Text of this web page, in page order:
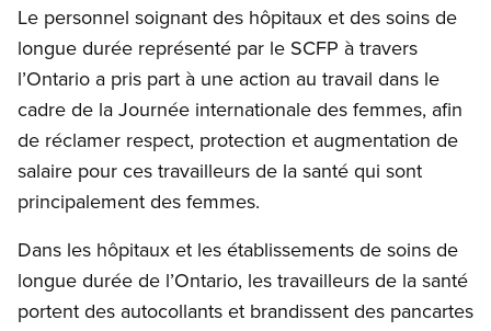
Le personnel soignant des hôpitaux et des soins de
longue durée représenté par le SCFP à travers
l’Ontario a pris part à une action au travail dans le
cadre de la Journée internationale des femmes, afin
de réclamer respect, protection et augmentation de
salaire pour ces travailleurs de la santé qui sont
principalement des femmes.
Dans les hôpitaux et les établissements de soins de
longue durée de l’Ontario, les travailleurs de la santé
portent des autocollants et brandissent des pancartes